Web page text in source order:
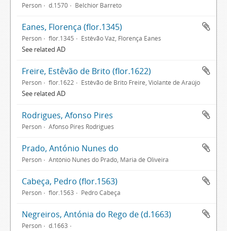
Person d.1570 Belchior Barreto
Eanes, Florença (flor.1345)
Person flor.1345 Estêvão Vaz, Florença Eanes
See related AD
Freire, Estêvão de Brito (flor.1622)
Person flor.1622 Estêvão de Brito Freire, Violante de Araújo
See related AD
Rodrigues, Afonso Pires
Person Afonso Pires Rodrigues
Prado, António Nunes do
Person António Nunes do Prado, Maria de Oliveira
Cabeça, Pedro (flor.1563)
Person flor.1563 Pedro Cabeça
Negreiros, Antónia do Rego de (d.1663)
Person d.1663